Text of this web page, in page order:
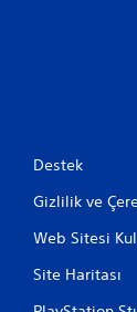
m
e
e
r
Destek
Gizlilik ve
Web Sitesi
Site Haritası